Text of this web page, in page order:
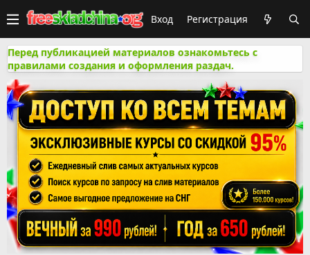
Вход Регистрация
Перед публикацией материалов ознакомьтесь с
правилами создания и оформления раздач.